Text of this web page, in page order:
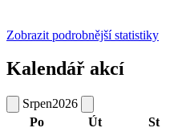
Zobrazit podrobnější statistiky
Kalendář akcí
Srpen2026
Po
Út St